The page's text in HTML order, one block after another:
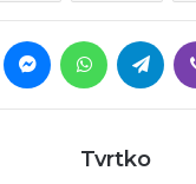
MessengerWhatsApp
Tvrtko